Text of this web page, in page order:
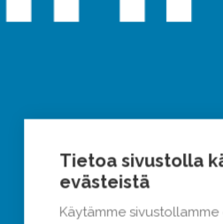
Tietoa sivustolla
evästeistä
Käytämme sivustollamme